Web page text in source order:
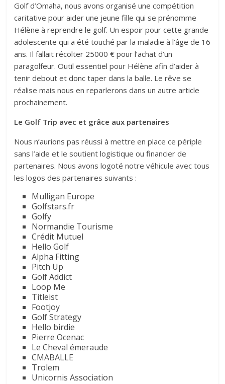
Golf d’Omaha, nous avons organisé une compétition
caritative pour aider une jeune fille qui se prénomme
Hélène à reprendre le golf. Un espoir pour cette grande
adolescente qui a été touché par la maladie à l’âge de 16
ans. Il fallait récolter 25000 € pour l’achat d’un
paragolfeur. Outil essentiel pour Hélène afin d’aider à
tenir debout et donc taper dans la balle. Le rêve se
réalise mais nous en reparlerons dans un autre article
prochainement.
Le Golf Trip avec et grâce aux partenaires
Nous n’aurions pas réussi à mettre en place ce périple
sans l’aide et le soutient logistique ou financier de
partenaires. Nous avons logoté notre véhicule avec tous
les logos des partenaires suivants :
Mulligan Europe
Golfstars.fr
Golfy
Normandie Tourisme
Crédit Mutuel
Hello Golf
Alpha Fitting
Pitch Up
Golf Addict
Loop Me
Titleist
Footjoy
Golf Strategy
Hello birdie
Pierre Ocenac
Le Cheval émeraude
CMABALLE
Trolem
Unicornis Association